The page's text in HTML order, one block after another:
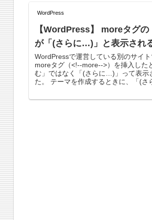
WordPress
【WordPress】 moreタグの
が「(さらに…)」と表示され
WordPressで運営している別のサイ
moreタグ（<!--more-->）を挿入した
む」ではなく「(さらに…)」って表示
た。 テーマを作成するときに、「(